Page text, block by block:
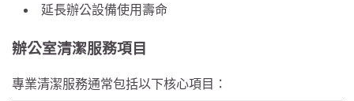
延長辦公設備使用壽命
辦公室清潔服務項目
專業清潔服務通常包括以下核心項目：